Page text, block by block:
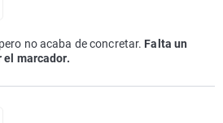
no acaba de concretar. Falta un
el marcador.